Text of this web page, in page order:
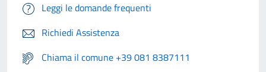
Leggi le domande frequenti
Richiedi Assistenza
Chiama il comune +39 081 8387111